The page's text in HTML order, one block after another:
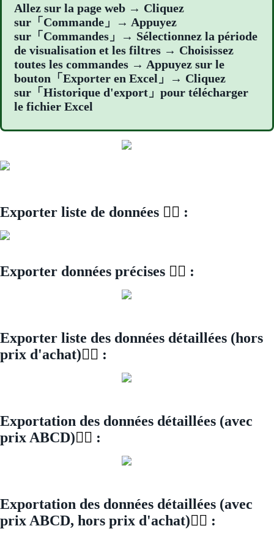
Allez sur la page web → Cliquez
sur「Commande」→ Appuyez
sur「Commandes」→ Sélectionnez la période
de visualisation et les filtres → Choisissez
toutes les commandes → Appuyez sur le
bouton「Exporter en Excel」→ Cliquez
sur「Historique d'export」pour télécharger
le fichier Excel
Exporter liste de données 👇🏻 :
Exporter données précises 👇🏻 :
Exporter liste des données détaillées (hors
prix d'achat)👇🏻 :
Exportation des données détaillées (avec
prix ABCD)👇🏻 :
Exportation des données détaillées (avec
prix ABCD, hors prix d'achat)👇🏻 :